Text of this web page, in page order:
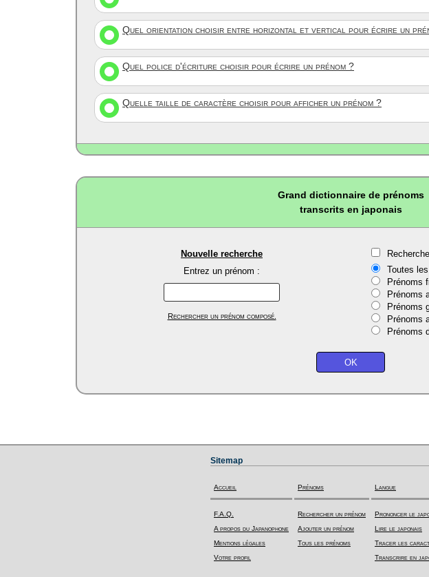
Quel orientation choisir entre horizontal et vertical pour écrire un
Quel police d'écriture choisir pour écrire un prénom ?
Quelle taille de caractère choisir pour afficher un prénom ?
Grand dictionnaire de prénoms
transcrits en japonais
Nouvelle recherche
Entrez un prénom :
Rechercher un prénom composé.
Toutes
Prénoms
Prénoms
Prénoms
Prénoms
Prénoms
Sitemap
Accueil
F.A.Q.
A propos du Japanophone
Mentions légales
Votre profil
Prénoms
Rechercher un prénom
Ajouter un prénom
Tous les prénoms
Langue
Prononcer le
Lire le japonais
Tracer les
Transcrire en